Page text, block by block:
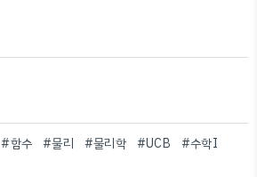
#함수 #물리 #물리학 #UCB
#수학I